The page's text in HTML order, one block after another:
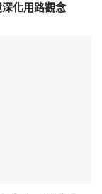
化用路觀念